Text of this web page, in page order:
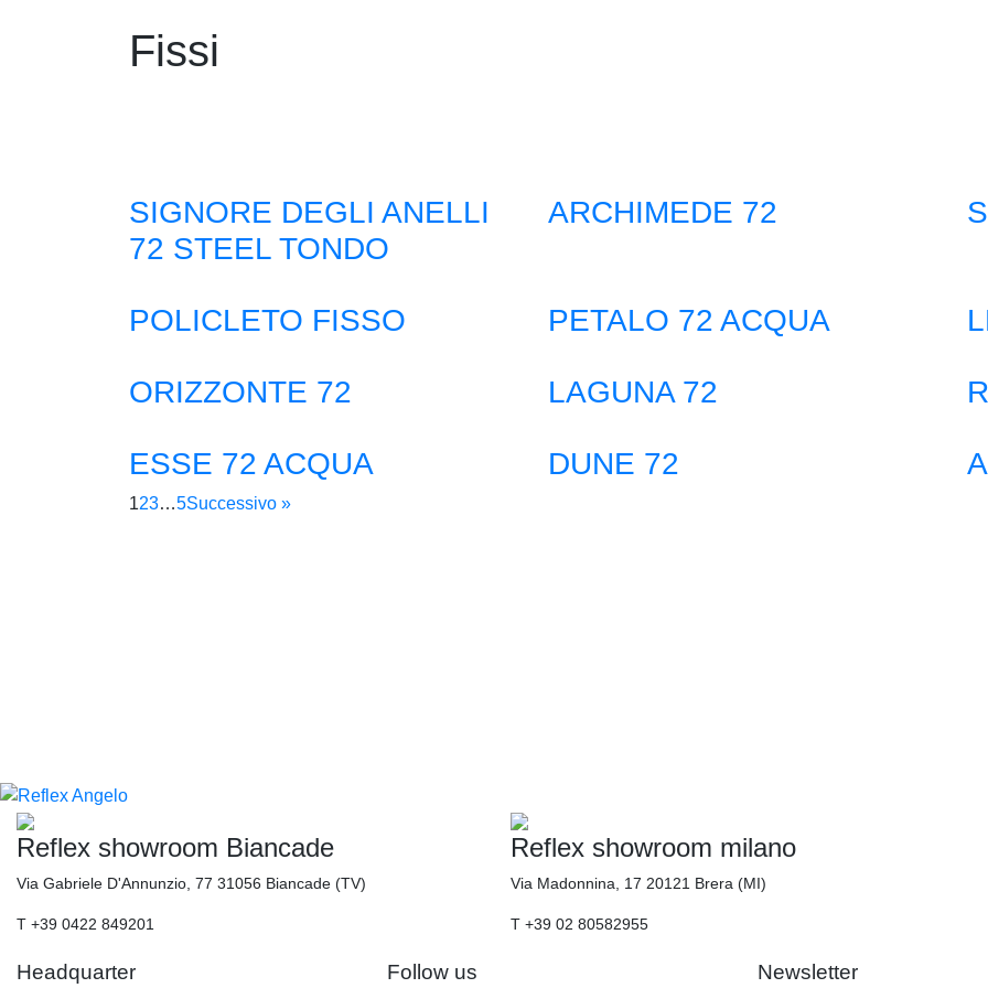
Fissi
SIGNORE DEGLI ANELLI
72 STEEL TONDO
ARCHIMEDE 72
POLICLETO FISSO PETALO 72 ACQUA
ORIZZONTE 72 LAGUNA 72
ESSE 72 ACQUA DUNE 72
123…5Successivo »
Reflex showroom Biancade
Via Gabriele D'Annunzio, 77 31056 Biancade (TV)
T +39 0422 849201
Reflex showroom milano
Via Madonnina, 17 20121 Brera (MI)
T +39 02 80582955
Headquarter Follow us Newsletter